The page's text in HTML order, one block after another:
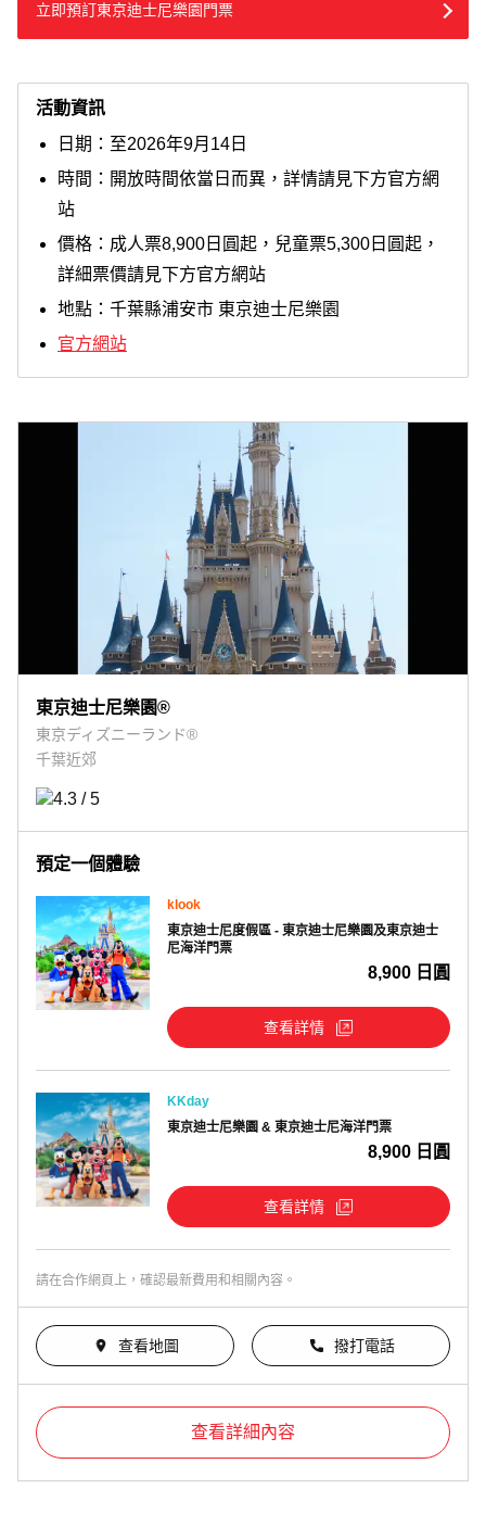
立即預訂東京迪士尼樂園門票
活動資訊
日期：至2026年9月14日
時間：開放時間依當日而異，詳情請見下方官方網
站
價格：成人票8,900日圓起，兒童票5,300日圓起，
詳細票價請見下方官方網站
地點：千葉縣浦安市 東京迪士尼樂園
官方網站
東京迪士尼樂園®
東京ディズニーランド®
千葉近郊
預定一個體驗
klook
東京迪士尼度假區 - 東京迪士尼樂園及東京迪士
尼海洋門票
8,900 日圓
查看詳情
KKday
東京迪士尼樂園 & 東京迪士尼海洋門票
8,900 日圓
查看詳情
請在合作網頁上，確認最新費用和相關內容。
查看地圖 撥打電話
查看詳細內容